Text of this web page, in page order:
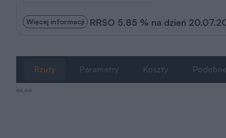
Więcej informacji RRSO 5.85 % na dzień
Rzuty Parametry Koszty Podobne
REKLAMA